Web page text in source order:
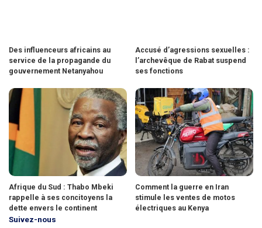
Des influenceurs africains au
service de la propagande du
gouvernement Netanyahou
Accusé d’agressions sexuelles :
l’archevêque de Rabat suspend
ses fonctions
Afrique du Sud : Thabo Mbeki
rappelle à ses concitoyens la
dette envers le continent
Comment la guerre en Iran
stimule les ventes de motos
électriques au Kenya
Suivez-nous